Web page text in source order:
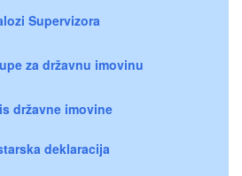
Supervizora
za državnu imovinu
državne imovine
deklaracija